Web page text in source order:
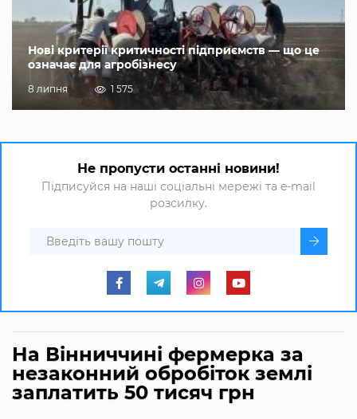
Нові критерії критичності підприємств — що це
означає для агробізнесу
8 липня 1 575
Не пропусти останні новини!
Підписуйся на наші соціальні мережі та e-mail
розсилку.
На Вінниччині фермерка за
незаконний обробіток землі
заплатить 50 тисяч грн